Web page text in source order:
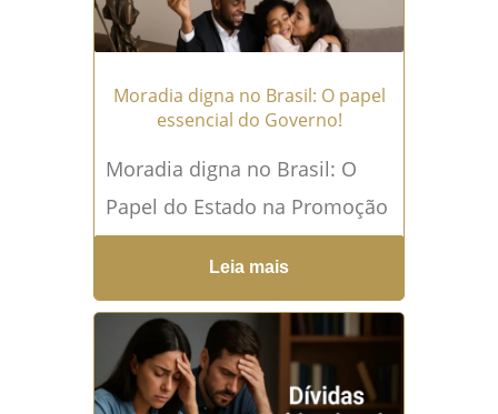
Moradia digna no Brasil: O papel
essencial do Governo!
Moradia digna no Brasil: O
Papel do Estado na Promoção
do Acesso à Moradia
Adequada e Políticas de
Inclusão Social A questão...
Leia mais →
Leia mais